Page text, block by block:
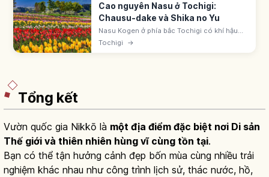
Cao nguyên Nasu ở Tochigi:
Chausu-dake và Shika no Yu
Nasu Kogen ở phía bắc Tochigi có khí hậu
mát mẻ và đỉnh Chausu-dake. Nasu
Onsenkyo có suối lưu huỳnh, carbonat và
Tochigi →
Tổng kết
Vườn quốc gia Nikkō là một địa điểm đặc biệt nơi Di sản
Thế giới và thiên nhiên hùng vĩ cùng tồn tại.
Bạn có thể tận hưởng cảnh đẹp bốn mùa cùng nhiều trải
nghiệm khác nhau như công trình lịch sử, thác nước, hồ,